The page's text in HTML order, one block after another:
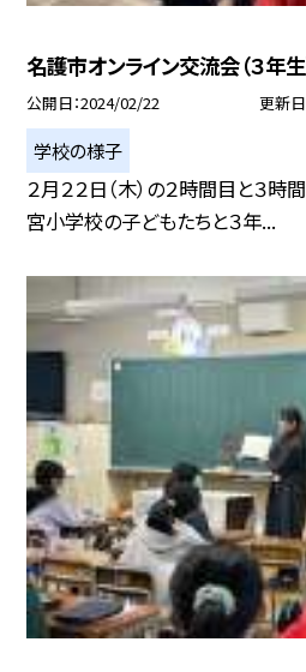
名護市オンライン交流会（３年生
公開日 2024/02/22 更新日
学校の様子
２月２２日（木）の２時間目と３
宮小学校の子どもたちと３年...